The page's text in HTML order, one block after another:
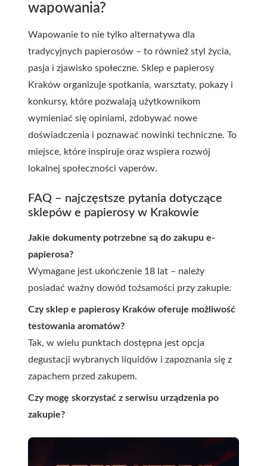
wapowania?
Wapowanie to nie tylko alternatywa dla
tradycyjnych papierosów – to również styl życia,
pasja i zjawisko społeczne. Sklep e papierosy
Kraków organizuje spotkania, warsztaty, pokazy i
konkursy, które pozwalają użytkownikom
wymieniać się opiniami, zdobywać nowe
doświadczenia i poznawać nowinki techniczne. To
miejsce, które inspiruje oraz wspiera rozwój
lokalnej społeczności vaperów.
FAQ – najczęstsze pytania dotyczące
sklepów e papierosy w Krakowie
Jakie dokumenty potrzebne są do zakupu e-
papierosa?
Wymagane jest ukończenie 18 lat – należy
posiadać ważny dowód tożsamości przy zakupie.
Czy sklep e papierosy Kraków oferuje możliwość
testowania aromatów?
Tak, w wielu punktach dostępna jest opcja
degustacji wybranych liquidów i zapoznania się z
zapachem przed zakupem.
Czy mogę skorzystać z serwisu urządzenia po
zakupie?